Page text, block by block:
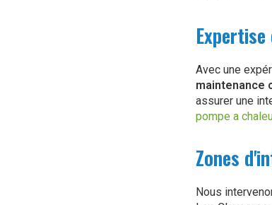
Avec une
maintenance
assurer une
pompe a
Zones
Nous